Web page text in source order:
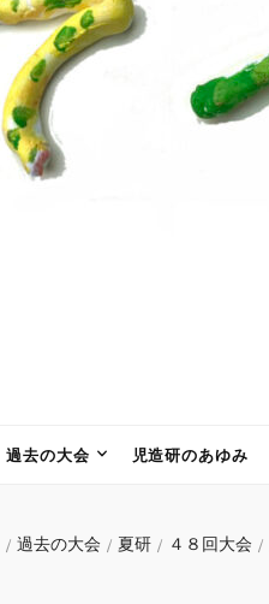
過去の大会 児造研のあゆみ
/ 過去の大会 / 夏研 / ４８回大会 /